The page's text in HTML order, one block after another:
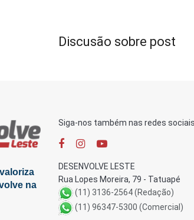
Discusão sobre post
na
Siga-nos também nas redes
DESENVOLVE LESTE
Rua Lopes Moreira, 79 - Tatuapé
(11) 3136-2564 (Redação)
(11) 96347-5300 (Comercial)